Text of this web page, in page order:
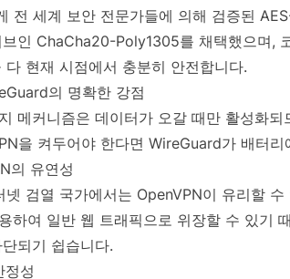
전 세계 보안 전문가들에 의해 검증된
인 ChaCha20-Poly1305를 채택했으며,
다 현재 시점에서 충분히 안전합니다.
의 명확한 강점
메커니즘은 데이터가 오갈 때만 활성화
을 켜두어야 한다면 WireGuard가 배터리
의 유연성
넷 검열 국가에서는 OpenVPN이 유리할
하여 일반 웹 트래픽으로 위장할 수 있기
되기 쉽습니다.
정성